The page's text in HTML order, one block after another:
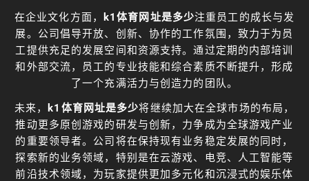
在企业文化方面，
k1体育网址是多少注重员工的成长与发
展。公司倡导开放、创新、协作的工作氛围，致力于为员
工提供充足的发展空间和资源支持。通过定期的内部培训
和外部交流，员工的专业技能和综合素质不断提升，形成
了一个充满活力与创造力的团队。
未来，
k1体育网址是多少将继续加大在全球市场的布局，
推动更多原创游戏的研发与创新，力争成为全球游戏产业
的重要领导者。公司将在保持现有业务稳定发展的同时，
探索新的业务领域，特别是在云游戏、电竞、人工智能等
前沿技术领域，为玩家提供更加多元化和沉浸式的娱乐体